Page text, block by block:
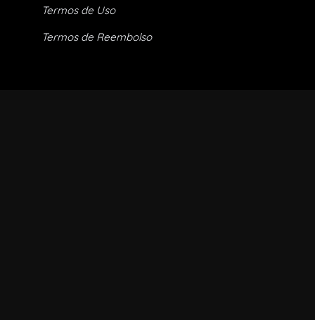
Termos de Uso
Termos de Reembolso